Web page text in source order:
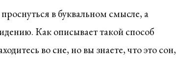
в буквальном смысле, а
Как описывает такой способ
во сне, но вы знаете, что это сон,